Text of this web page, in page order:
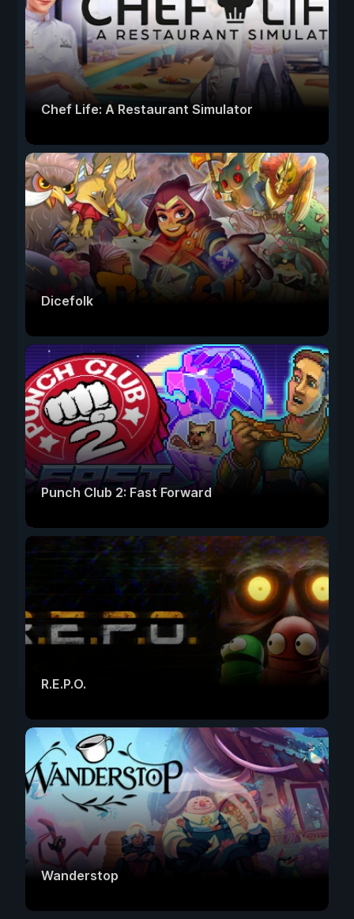
Chef Life: A Restaurant Simulator
Dicefolk
Punch Club 2: Fast Forward
R.E.P.O.
Wanderstop